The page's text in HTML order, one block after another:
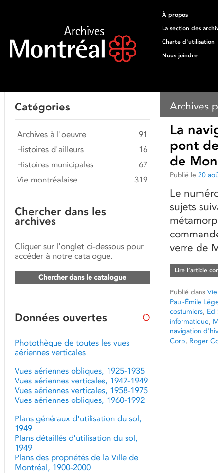
À propos
La section des
Charte d'utilisation
Nous joindre
Archives
La
pont
de
Publié le 20
Le
sujets
verre de
Lire l’article
Publié dans
Paul-Émile
costumiers, Ed
informatique,
navigation
Corp, Roger
Catégories
Archives à l'oeuvre
91
Histoires d'ailleurs
16
Histoires municipales
67
Vie montréalaise
319
Chercher dans les
archives
Cliquer sur l'onglet ci-dessous pour
accéder à notre catalogue.
Chercher dans le catalogue
Données ouvertes
Photothèque de toutes les vues
aériennes verticales
Vues aériennes obliques, 1925-1935
Vues aériennes verticales, 1947-1949
Vues aériennes verticales, 1958-1975
Vues aériennes obliques, 1960-1992
Plans généraux d'utilisation du sol,
1949
Plans détaillés d'utilisation du sol,
1949
Plans des propriétés de la Ville de
Montréal, 1900-2000